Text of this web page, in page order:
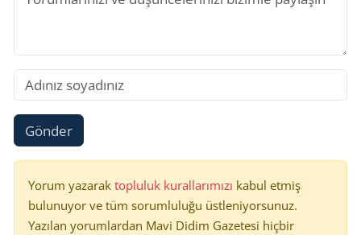
Gönder
Yorum yazarak topluluk kurallarımızı kabul etmiş
bulunuyor ve tüm sorumluluğu üstleniyorsunuz.
Yazılan yorumlardan Mavi Didim Gazetesi hiçbir